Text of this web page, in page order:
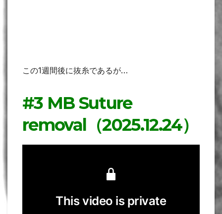
この1週間後に抜糸であるが…
#3 MB Suture
removal（2025.12.24）